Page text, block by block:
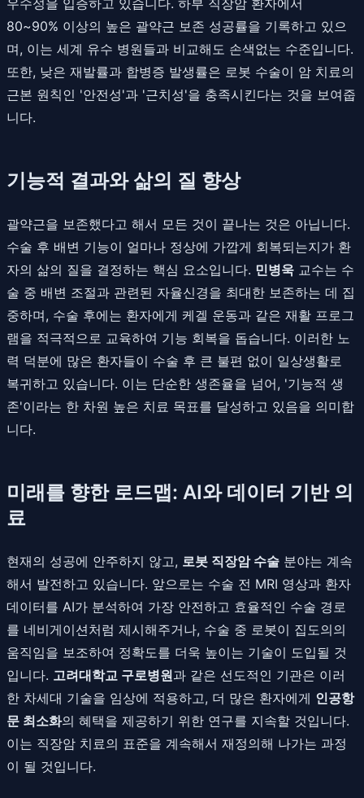
80~90% 이상의 높은 괄약근 보존 성공률을 기록하고 있으
며, 이는 세계 유수 병원들과 비교해도 손색없는 수준입니다.
또한, 낮은 재발률과 합병증 발생률은 로봇 수술이 암 치료의
근본 원칙인 '안전성'과 '근치성'을 충족시킨다는 것을 보여줍
니다.
기능적 결과와 삶의 질 향상
괄약근을 보존했다고 해서 모든 것이 끝나는 것은 아닙니다.
수술 후 배변 기능이 얼마나 정상에 가깝게 회복되는지가 환
자의 삶의 질을 결정하는 핵심 요소입니다. 민병욱 교수는 수
술 중 배변 조절과 관련된 자율신경을 최대한 보존하는 데 집
중하며, 수술 후에는 환자에게 케겔 운동과 같은 재활 프로그
램을 적극적으로 교육하여 기능 회복을 돕습니다. 이러한 노
력 덕분에 많은 환자들이 수술 후 큰 불편 없이 일상생활로
복귀하고 있습니다. 이는 단순한 생존율을 넘어, '기능적 생
존'이라는 한 차원 높은 치료 목표를 달성하고 있음을 의미합
니다.
미래를 향한 로드맵: AI와 데이터 기반 의
료
현재의 성공에 안주하지 않고, 로봇 직장암 수술 분야는 계속
해서 발전하고 있습니다. 앞으로는 수술 전 MRI 영상과 환자
데이터를 AI가 분석하여 가장 안전하고 효율적인 수술 경로
를 네비게이션처럼 제시해주거나, 수술 중 로봇이 집도의의
움직임을 보조하여 정확도를 더욱 높이는 기술이 도입될 것
입니다. 고려대학교 구로병원과 같은 선도적인 기관은 이러
한 차세대 기술을 임상에 적용하고, 더 많은 환자에게 인공항
문 최소화의 혜택을 제공하기 위한 연구를 지속할 것입니다.
이는 직장암 치료의 표준을 계속해서 재정의해 나가는 과정
이 될 것입니다.